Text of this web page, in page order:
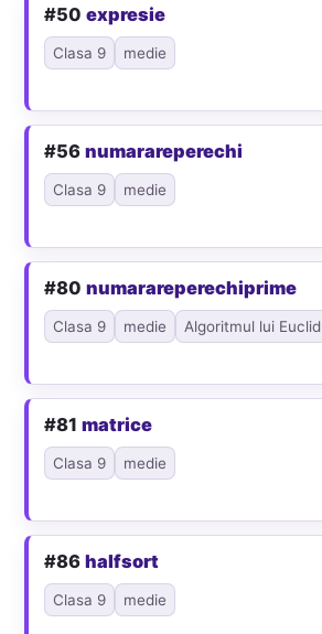
#50expresie
Clasa 9 medie
#56numarareperechi
Clasa 9 medie
#80numarareperechiprime
Clasa 9 medie Algoritmul lui Euclid
#81matrice
Clasa 9 medie
#86halfsort
Clasa 9 medie